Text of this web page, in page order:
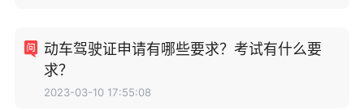
动车驾驶证申请有哪些要求？考试有什么要
求？
2023-03-10 17:55:08